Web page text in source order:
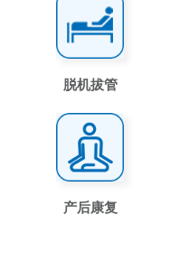
脱机拔管
产后康复